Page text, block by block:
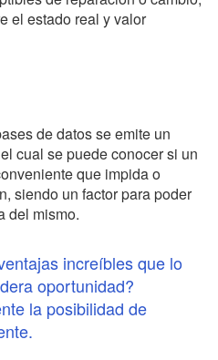
el estado real y valor
de datos se emite un
cual se puede conocer si un
que impida o
siendo un factor para poder
del mismo.
increíbles que lo
oportunidad?
la posibilidad de